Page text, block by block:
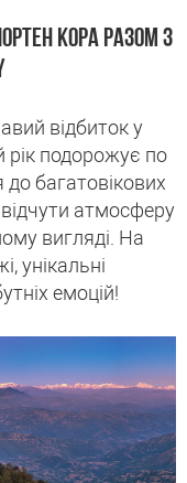
КОРА РАЗОМ З
відбиток у
рік подорожує по
багатовікових
атмосферу
вигляді. На
унікальні
емоцій!